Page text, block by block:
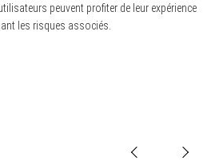
peuvent profiter de leur expérience
les risques associés.